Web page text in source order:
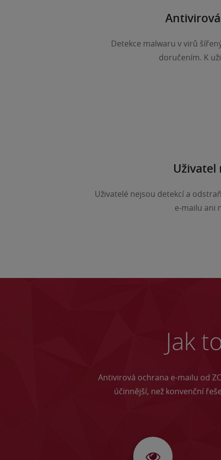
Detekce malwaru v virů
doručením. K
Uživatelé nejsou detekcí a
e-mailu ani
Jak
Antivirová ochrana e-mailu od
účinnější, než konvenční